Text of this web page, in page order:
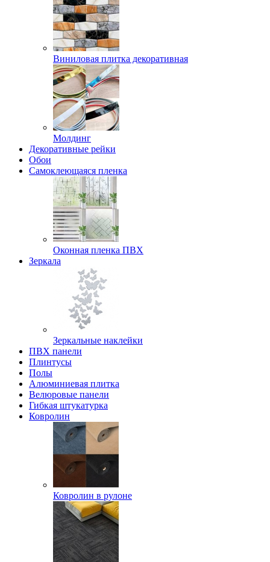
Виниловая плитка декоративная
Молдинг
Декоративные рейки
Обои
Самоклеющаяся пленка
Оконная пленка ПВХ
Зеркала
Зеркальные наклейки
ПВХ панели
Плинтусы
Полы
Алюминиевая плитка
Велюровые панели
Гибкая штукатурка
Ковролин
Ковролин в рулоне